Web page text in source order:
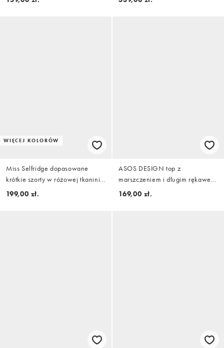
WIĘCEJ KOLORÓW
Miss Selfridge dopasowane
krótkie szorty w różowej tkaninie
boucle, część zestawu
199,00 zł.
ASOS DESIGN top z
marszczeniem i długim rękawem
w niebieskiej woalowej tkaninie
169,00 zł.